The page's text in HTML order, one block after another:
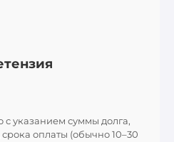
с указанием суммы долга,
оплаты (обычно 10–30